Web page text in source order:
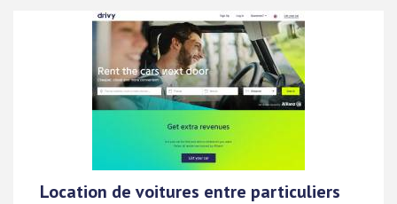
Location de voitures entre particuliers